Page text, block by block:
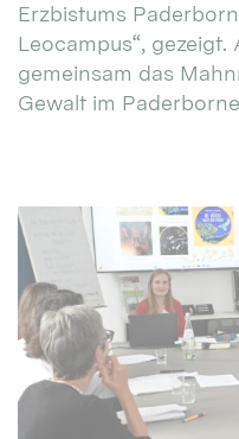
Erzbistums
Leocampus“,
gemeinsam das
Gewalt im